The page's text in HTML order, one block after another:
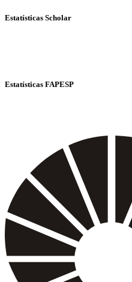
Estatísticas Scholar
Estatísticas FAPESP